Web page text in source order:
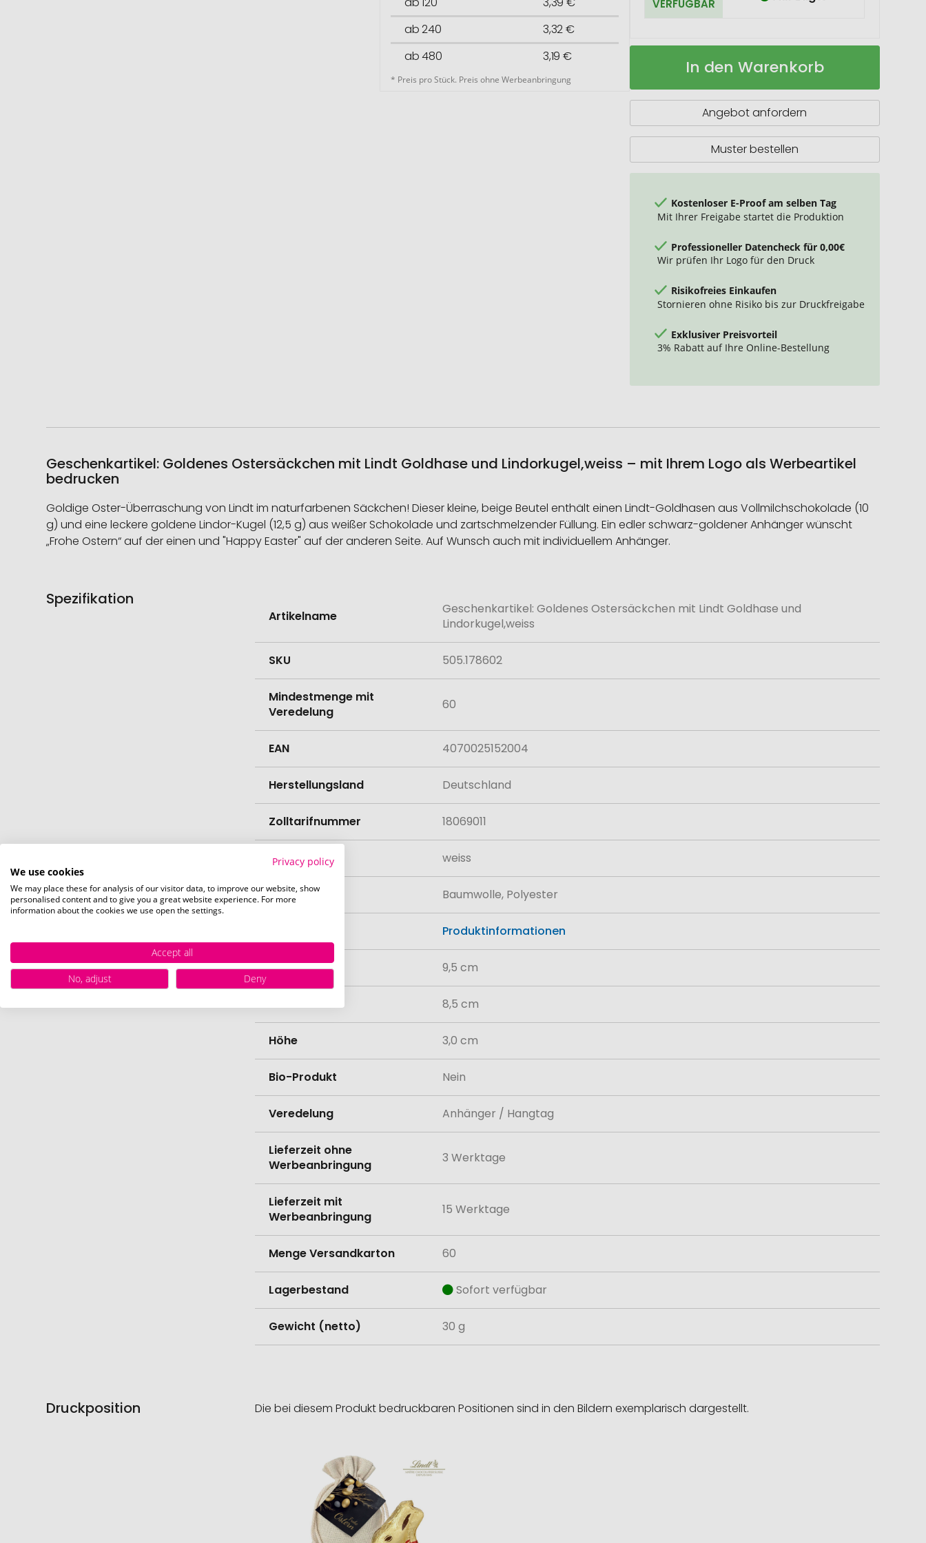
ab 240
3,32 €
ab 480
3,19 €
* Preis pro Stück. Preis ohne Werbeanbringung
VERFÜGBAR
Geschenkartikel:
mit
und
Auf
In den Warenkorb
Angebot anfordern
Muster bestellen
Kostenloser E-Proof am selben Tag
Mit Ihrer Freigabe startet die Produktion
Professioneller Datencheck für 0,00€
Wir prüfen Ihr Logo für den Druck
Risikofreies Einkaufen
Stornieren ohne Risiko bis zur Druckfreigabe
Exklusiver Preisvorteil
3% Rabatt auf Ihre Online-Bestellung
Geschenkartikel: Goldenes Ostersäckchen mit Lindt Goldhase und Lindorkugel,weiss – mit Ihrem Logo als Werbeartikel
bedrucken
Goldige Oster-Überraschung von Lindt im naturfarbenen Säckchen! Dieser kleine, beige Beutel enthält einen Lindt-Goldhasen aus Vollmilchschokolade (10
g) und eine leckere goldene Lindor-Kugel (12,5 g) aus weißer Schokolade und zartschmelzender Füllung. Ein edler schwarz-goldener Anhänger wünscht
„Frohe Ostern“ auf der einen und "Happy Easter" auf der anderen Seite. Auf Wunsch auch mit individuellem Anhänger.
Spezifikation
Informationen
Artikelname
Geschenkartikel: Goldenes Ostersäckchen mit Lindt Goldhase und
Lindorkugel,weiss
SKU 505.178602
Mindestmenge mit
Veredelung
60
EAN 4070025152004
Herstellungsland Deutschland
Zolltarifnummer 18069011
Farbe weiss
Material Baumwolle, Polyester
Produktinformationen
Länge 9,5 cm
Breite 8,5 cm
Höhe 3,0 cm
Bio-Produkt Nein
Veredelung Anhänger / Hangtag
Lieferzeit ohne
Werbeanbringung
3 Werktage
Lieferzeit mit
Werbeanbringung
15 Werktage
Menge Versandkarton 60
Lagerbestand Sofort verfügbar
Gewicht (netto) 30 g
Druckposition Die bei diesem Produkt bedruckbaren Positionen sind in den Bildern exemplarisch dargestellt.
Privacy policy
We use cookies
We may place these for analysis of our visitor data, to improve our website, show
personalised content and to give you a great website experience. For more
information about the cookies we use open the settings.
Accept all
No, adjust
Deny